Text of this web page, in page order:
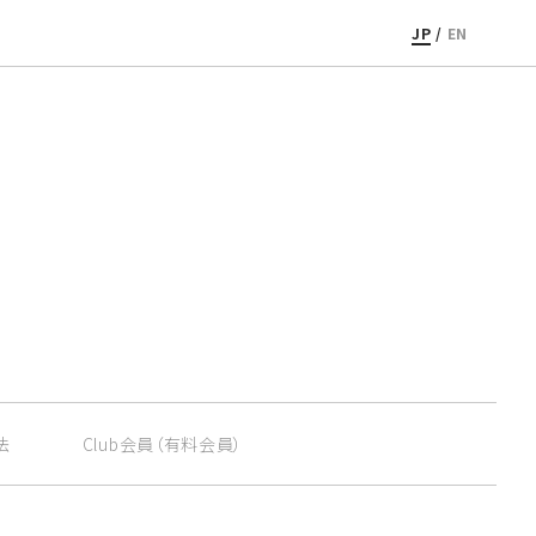
JP / EN
Club会員 （有料会員）